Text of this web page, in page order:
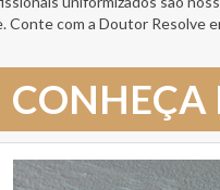
Conte com a Doutor Resolve
CONHEÇA